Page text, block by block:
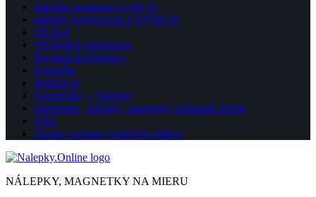
nalepka-respirator-covid-19
nalepky koronavirus COVID-19
Obchod
Obchodné podmienky
Payment & Delivery
Pokladňa
Realizácie
Samolepky – Nálepky
samolepky, nálepky, magnetky, reklamné tabule
Shop
Zásady ochrany osobných údajov
NÁLEPKY, MAGNETKY NA MIERU